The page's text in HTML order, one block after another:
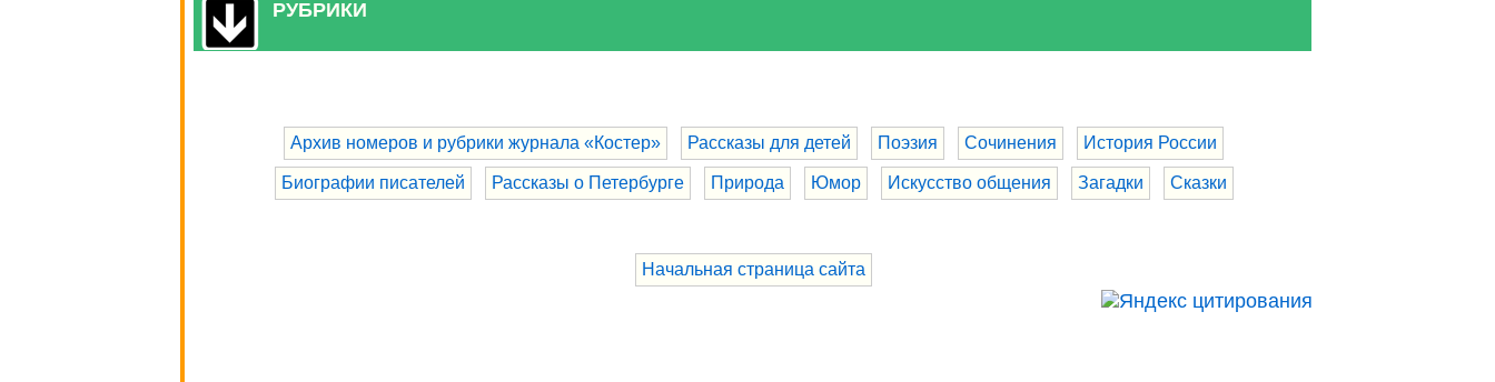
РУБРИКИ
Архив номеров и рубрики журнала «Костер» Рассказы для детей Поэзия Сочинения История России
Биографии писателей Рассказы о Петербурге Природа Юмор Искусство общения Загадки Сказки
Начальная страница сайта